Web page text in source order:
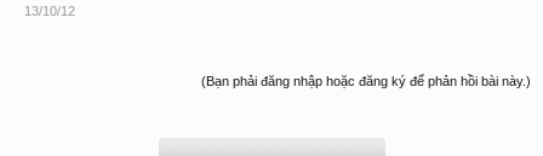
13/10/12
(Bạn phải đăng nhập hoặc đăng ký để phản hồi bài này.)